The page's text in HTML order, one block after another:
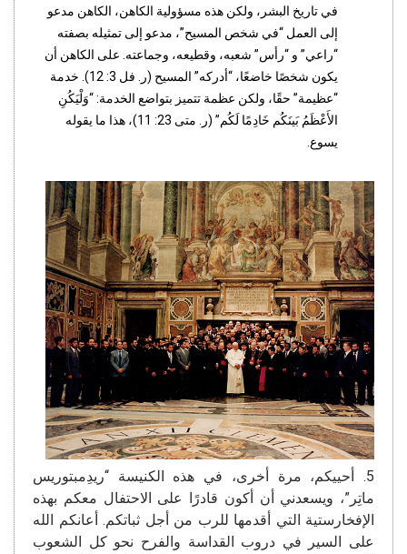
في تاريخ البشر، ولكن هذه مسؤولية الكاهن، الكاهن مدعو
إلى العمل “في شخص المسيح”، مدعو إلى تمثيله بصفته
“راعي” و “رأس” شعبه، وقطيعه، وجماعته. على الكاهن أن
يكون شخصًا خاضعًا، “أدركه” المسيح (ر. فل 3: 12). خدمة
“عظيمة” حقًا، ولكن عظمة تتميز بتواضع الخدمة: “وَلْيَكُنِ
الأَعْظَمُ بَينَكُم خَادِمًا لَكُم” (ر. متى 23: 11)، هذا ما يقوله
يسوع.
5. أحييكم، مرة أخرى، في هذه الكنيسة “ريدِمبتوريس
ماتِر”، ويسعدني أن أكون قادرًا على الاحتفال معكم بهذه
الإفخارستية التي أقدمها للرب من أجل ثباتكم. أعانكم الله
على السير في دروب القداسة والفرح نحو كل الشعوب